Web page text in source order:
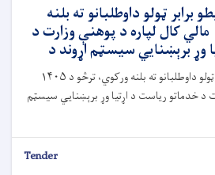
برابر ټولو داوطلبانو ته بلنه
ورکوي، ترڅو د ۱۴۰۵ مالي کال لپاره د پوهنې وزارت د
وړ برېښنايي سیسټم اړوند د
پوهنې وزارت په شرایطو برابر ټولو داوطلبانو ته بلنه ورکوي، ترڅو د ۱۴۰۵
د خدماتو ریاست د اړتیا وړ برېښنايي سیسټم
Tender